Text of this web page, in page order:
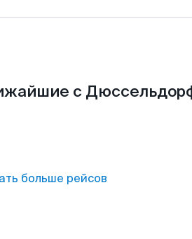
с
больше рейсов